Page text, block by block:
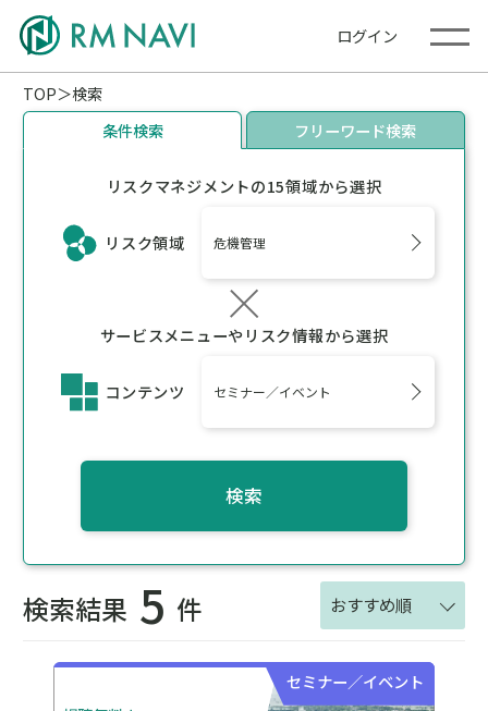
ログイン
TOP
検索
条件検索
フリーワード検索
リスクマネジメントの15領域から選択
リスク領域 危機管理
サービスメニューやリスク情報から選択
コンテンツ セミナー／イベント
検索
検索結果 5 件 おすすめ順
セミナー／イベント